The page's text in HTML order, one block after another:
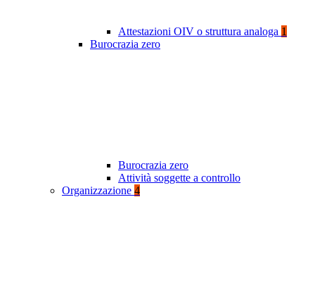
Attestazioni OIV o struttura analoga 1
Burocrazia zero
Burocrazia zero
Attività soggette a controllo
Organizzazione 4